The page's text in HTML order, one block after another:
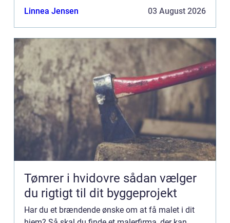
tilfredsstillende resultat til dig. Dog er der nogle
Linnea Jensen 03 August 2026
Tømrer i hvidovre sådan vælger
du rigtigt til dit byggeprojekt
Har du et brændende ønske om at få malet i dit